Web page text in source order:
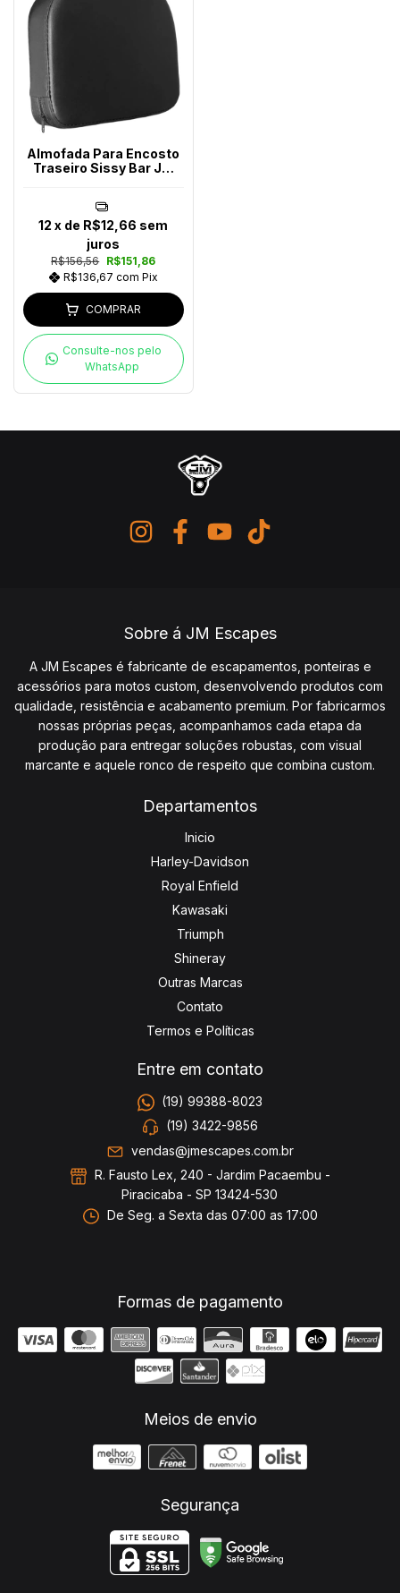
Almofada Para Encosto
Traseiro Sissy Bar JM
R$156,56 R$151,86
R$136,67 com Pix
12 x de R$12,66 sem
juros
COMPRAR
Consulte-nos pelo
WhatsApp
Sobre á JM Escapes
A JM Escapes é fabricante de escapamentos, ponteiras e
acessórios para motos custom, desenvolvendo produtos com
qualidade, resistência e acabamento premium. Por fabricarmos
nossas próprias peças, acompanhamos cada etapa da
produção para entregar soluções robustas, com visual
marcante e aquele ronco de respeito que combina custom.
Departamentos
Inicio
Harley-Davidson
Royal Enfield
Kawasaki
Triumph
Shineray
Outras Marcas
Contato
Termos e Políticas
Entre em contato
(19) 99388-8023
(19) 3422-9856
vendas@jmescapes.com.br
R. Fausto Lex, 240 - Jardim Pacaembu -
Piracicaba - SP 13424-530
De Seg. a Sexta das 07:00 as 17:00
Formas de pagamento
Meios de envio
Segurança